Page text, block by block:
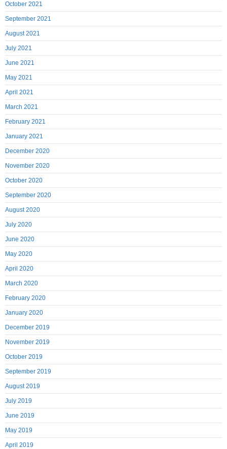
October 2021
September 2021
August 2021
July 2021
June 2021
May 2021
April 2021
March 2021
February 2021
January 2021
December 2020
November 2020
October 2020
September 2020
August 2020
July 2020
June 2020
May 2020
April 2020
March 2020
February 2020
January 2020
December 2019
November 2019
October 2019
September 2019
August 2019
July 2019
June 2019
May 2019
April 2019